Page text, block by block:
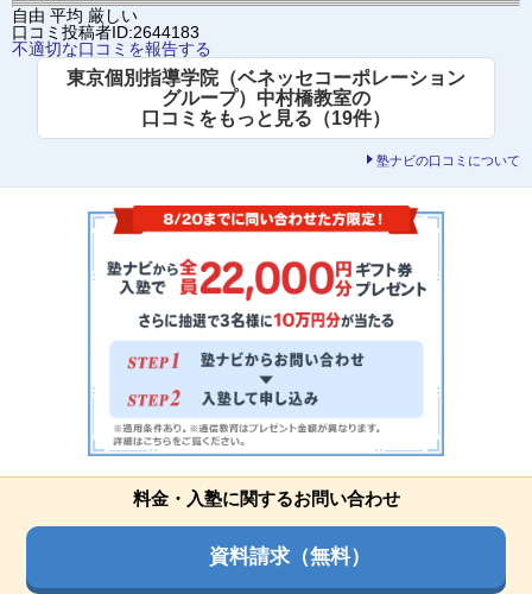
自由 平均 厳しい
口コミ投稿者ID:2644183
不適切な口コミを報告する
東京個別指導学院（ベネッセコーポレーション
グループ）中村橋教室の
口コミをもっと見る（19件）
塾ナビの口コミについて
料金・入塾に関するお問い合わせ
資料請求（無料）